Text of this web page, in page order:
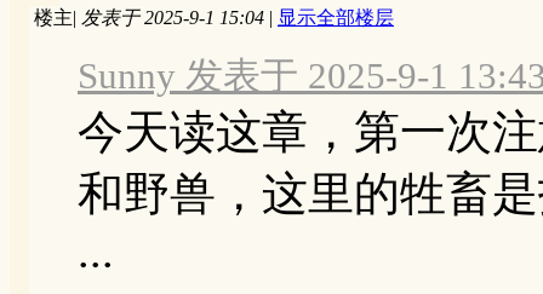
楼主| 发表于 2025-9-1 15:04 | 显示全部楼层
Sunny 发表于 2025-9-1
今天读这章，第一次
和野兽，这里的牲畜
...